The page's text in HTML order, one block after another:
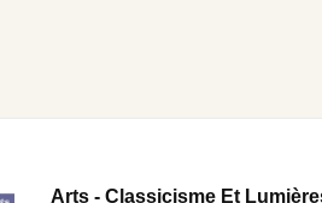
Arts - Classicisme Et